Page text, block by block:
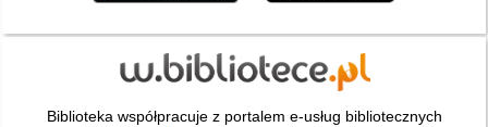
Biblioteka współpracuje z portalem e-usług bibliotecznych